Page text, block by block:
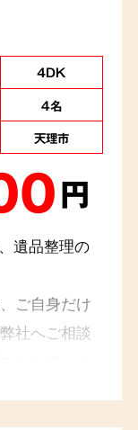
4DK
４名
天理市
円
遺品整理の
ご自身だけ
社へご相談
されていた